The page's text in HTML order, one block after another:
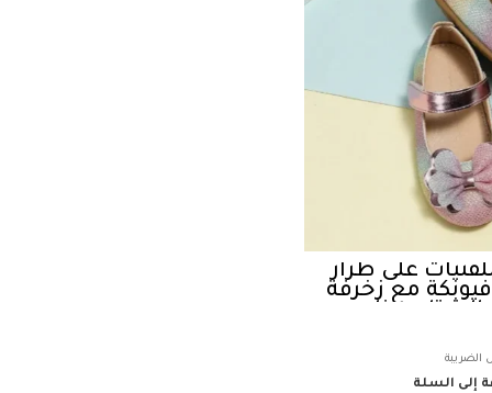
على طراز
فيونكة مع زخرفة
إلى السلة